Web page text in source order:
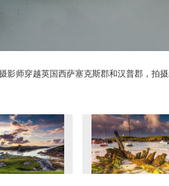
影师穿越英国西萨塞克斯郡和汉普郡，拍